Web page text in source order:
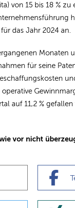
von 15 bis 18 % zu
das Jahr 2024 an.
Monaten
für seine
operative
auf 11,2 % gefallen
vor nicht